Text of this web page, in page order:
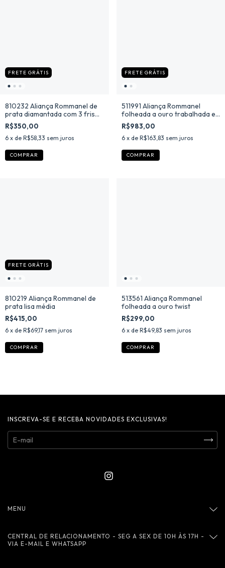
FRETE GRÁTIS
810232 Aliança Rommanel de
prata diamantada com 3 frisos
lisos
R$350,00
6 x de R$58,33 sem juros
COMPRAR
FRETE GRÁTIS
511991 Aliança Rommanel
folheada a ouro trabalhada e
frisada
R$983,00
6 x de R$163,83 sem juros
COMPRAR
FRETE GRÁTIS
810219 Aliança Rommanel de
prata lisa média
R$415,00
6 x de R$69,17 sem juros
COMPRAR
513561 Aliança Rommanel
folheada a ouro twist
R$299,00
6 x de R$49,83 sem juros
COMPRAR
INSCREVA-SE E RECEBA NOVIDADES EXCLUSIVAS!
MENU
CENTRAL DE RELACIONAMENTO - SEG A SEX DE 10H ÀS 17H -
VIA E-MAIL E WHATSAPP